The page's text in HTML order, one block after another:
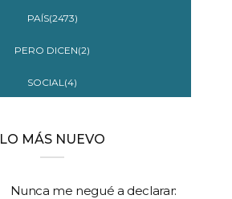
PAÍS(2473)
PERO DICEN(2)
SOCIAL(4)
LO MÁS NUEVO
Nunca me negué a declarar: